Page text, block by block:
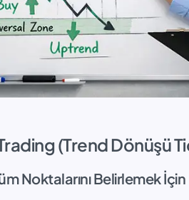
(Trend Dönüşü
Noktalarını Belirlemek